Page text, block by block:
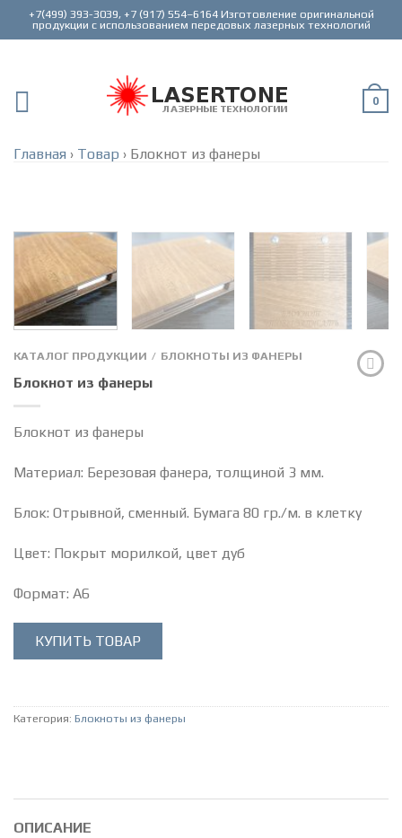
+7(499) 393-3039, +7 (917) 554–6164 Изготовление оригинальной
0
Главная › Товар › Блокнот из фанеры
КАТАЛОГ ПРОДУКЦИИ / БЛОКНОТЫ ИЗ ФАНЕРЫ
Блокнот из фанеры
Блокнот из фанеры
Материал: Березовая фанера, толщиной 3 мм.
Блок: Отрывной, сменный. Бумага 80 гр./м. в клетку
Цвет: Покрыт морилкой, цвет дуб
Формат: А6
КУПИТЬ ТОВАР
Категория: Блокноты из фанеры
ОПИСАНИЕ